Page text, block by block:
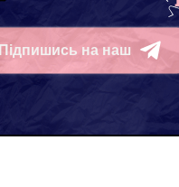
Підпишись на наш
Telegram